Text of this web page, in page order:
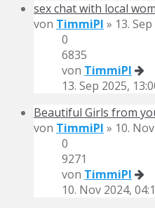
sex chat with local
von TimmiPI » 13.
0
6835
von TimmiPI
13. Sep 2025,
Beautiful Girls from
von TimmiPI » 10.
0
9271
von TimmiPI
10. Nov 2024,